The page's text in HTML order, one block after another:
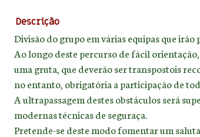
Descrição
Divisão do grupo em várias equipas que
Ao longo deste percurso de fácil
uma gruta, que deverão ser transpostois
no entanto, obrigatória a participação de
A ultrapassagem destes obstáculos será
modernas técnicas de seguraça.
Pretende-se deste modo fomentar um